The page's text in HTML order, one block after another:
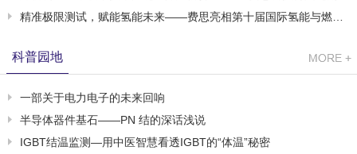
接受《半导体器件应用网》杂志专访
精准极限测试，赋能氢能未来——费思亮相第十届国际氢能与燃料
科普园地
一部关于电力电子的未来回响
半导体器件基石——PN 结的深话浅说
IGBT结温监测—用中医智慧看透IGBT的“体温”秘密